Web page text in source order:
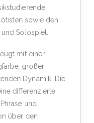
sowie den
und Solospiel.
mit einer
großer
Dynamik. Die
differenzierte
und
über den